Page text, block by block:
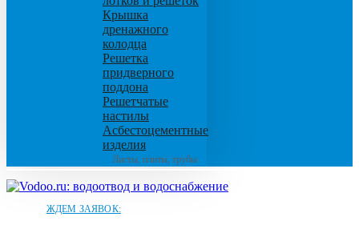
Крышка
дренажного
колодца
Решетка
придверного
поддона
Решетчатые
настилы
Асбестоцементные
изделия
Листы, плиты, трубы
ЖДЕМ ЗАЯВОК: